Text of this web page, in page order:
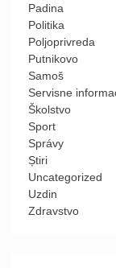
Padina
Politika
Poljoprivreda
Putnikovo
Samoš
Servisne
Školstvo
Sport
Správy
Știri
Uncategorized
Uzdin
Zdravstvo